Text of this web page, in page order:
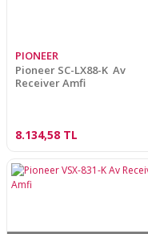
PIONEER
Pioneer SC-LX88-K Av
Receiver Amfi
8.134,58 TL